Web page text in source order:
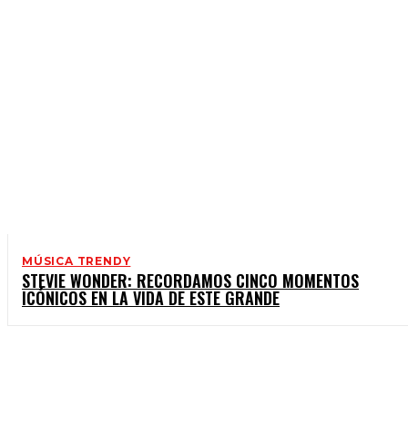
MÚSICA TRENDY
STEVIE WONDER: RECORDAMOS CINCO MOMENTOS
ICÓNICOS EN LA VIDA DE ESTE GRANDE